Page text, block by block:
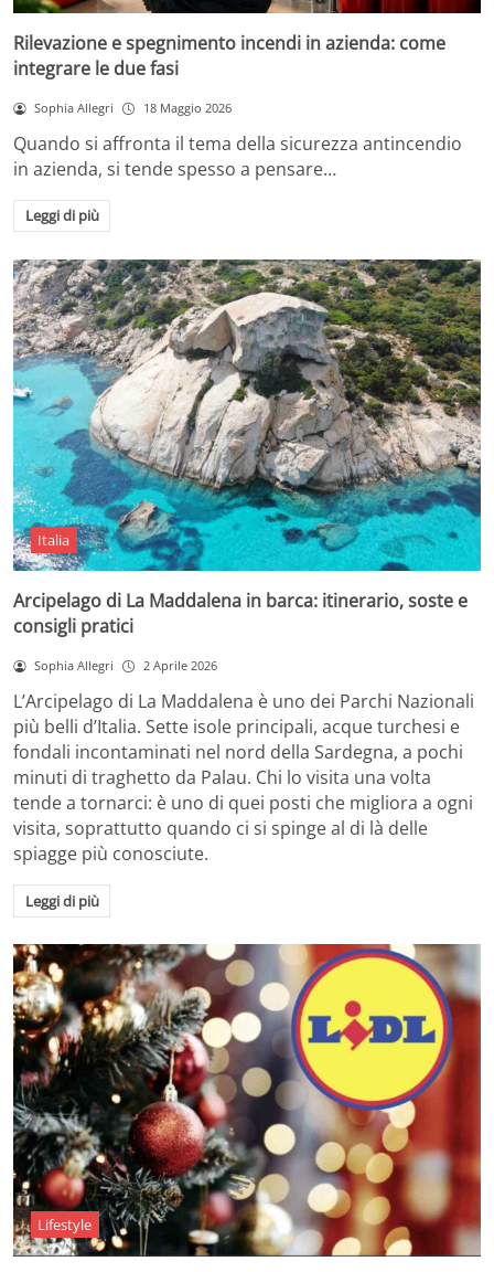
Rilevazione e spegnimento incendi in azienda: come
integrare le due fasi
Sophia Allegri 18 Maggio 2026
Quando si affronta il tema della sicurezza antincendio
in azienda, si tende spesso a pensare…
Leggi di più
Italia
Arcipelago di La Maddalena in barca: itinerario, soste e
consigli pratici
Sophia Allegri 2 Aprile 2026
L’Arcipelago di La Maddalena è uno dei Parchi Nazionali
più belli d’Italia. Sette isole principali, acque turchesi e
fondali incontaminati nel nord della Sardegna, a pochi
minuti di traghetto da Palau. Chi lo visita una volta
tende a tornarci: è uno di quei posti che migliora a ogni
visita, soprattutto quando ci si spinge al di là delle
spiagge più conosciute.
Leggi di più
Lifestyle